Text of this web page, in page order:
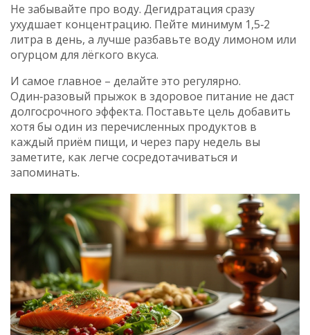
Не забывайте про воду. Дегидратация сразу
ухудшает концентрацию. Пейте минимум 1,5‑2
литра в день, а лучше разбавьте воду лимоном или
огурцом для лёгкого вкуса.
И самое главное – делайте это регулярно.
Один‑разовый прыжок в здоровое питание не даст
долгосрочного эффекта. Поставьте цель добавить
хотя бы один из перечисленных продуктов в
каждый приём пищи, и через пару недель вы
заметите, как легче сосредотачиваться и
запоминать.